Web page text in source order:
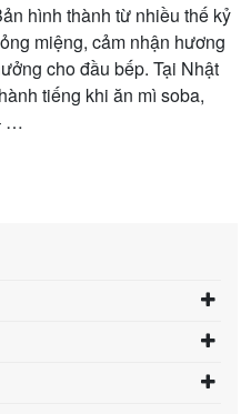
hình thành từ nhiều thế kỷ
miệng, cảm nhận hương
cho đầu bếp. Tại Nhật
tiếng khi ăn mì soba,
…